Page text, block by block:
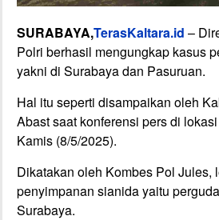
SURABAYA,TerasKaltara.id –
Polri berhasil mengungkap kasus
yakni di Surabaya dan Pasuruan.
Hal itu seperti disampaikan oleh
Abast saat konferensi pers di
Kamis (8/5/2025).
Dikatakan oleh Kombes Pol
penyimpanan sianida yaitu
Surabaya.